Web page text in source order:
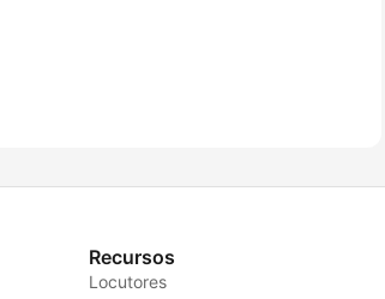
Recursos
Locutores